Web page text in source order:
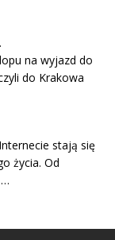
na wyjazd do
do Krakowa
stają się
życia. Od